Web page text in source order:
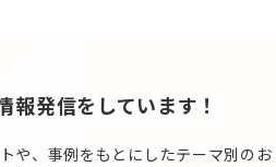
報発信をしています！
や、事例をもとにしたテーマ別のお